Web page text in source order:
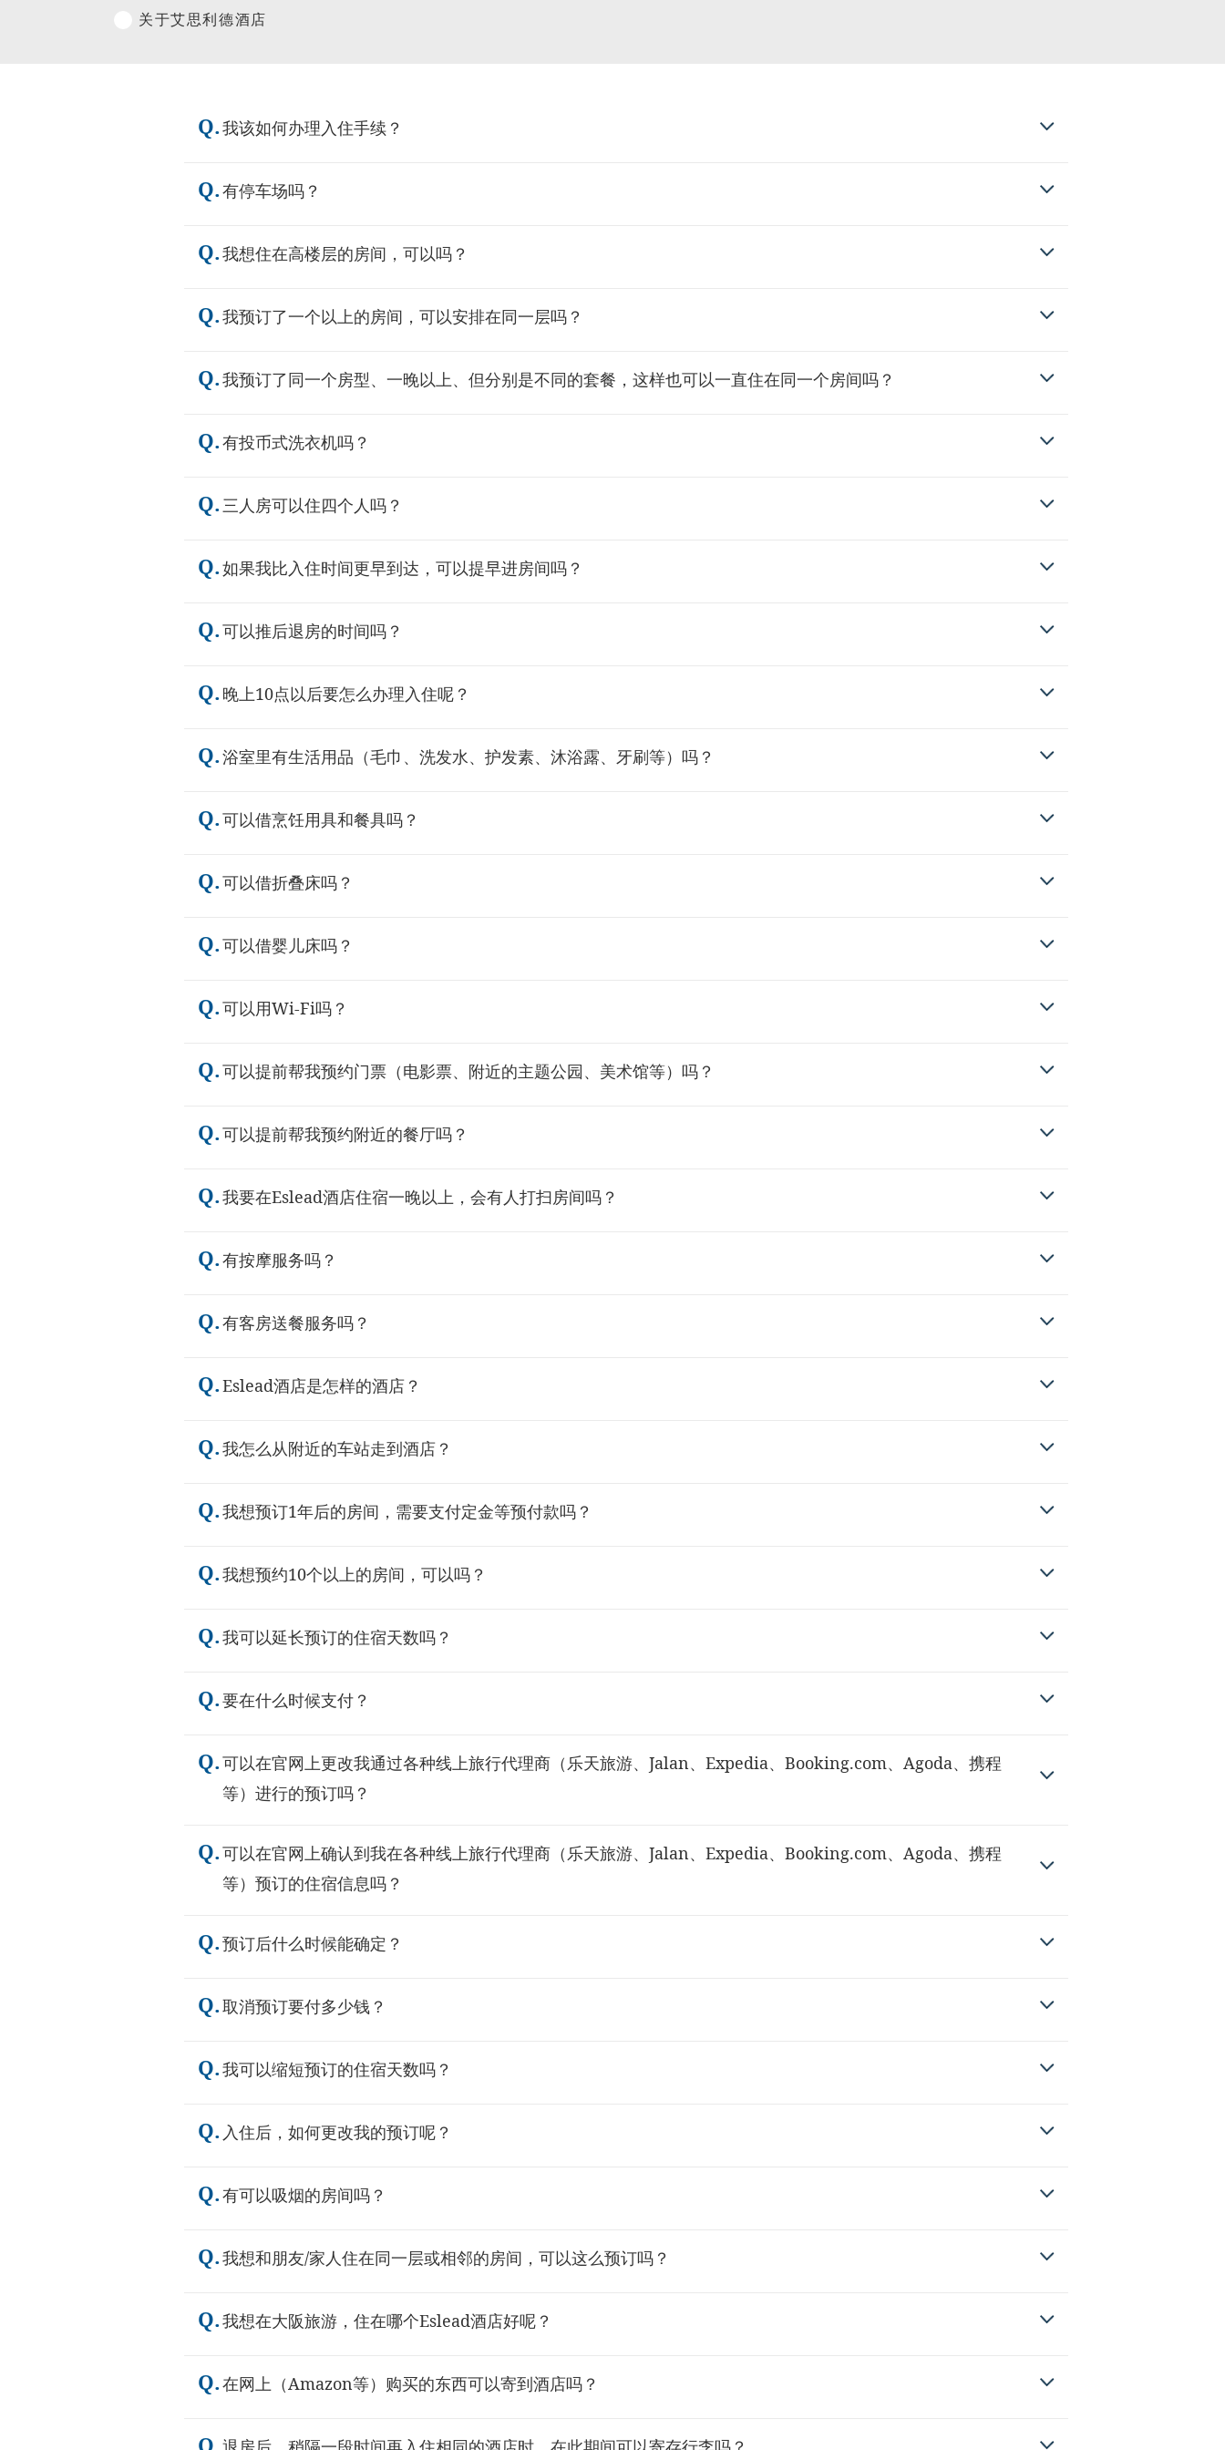
关于艾思利德酒店
Q.我该如何办理入住手续？
Q.有停车场吗？
Q.我想住在高楼层的房间，可以吗？
Q.我预订了一个以上的房间，可以安排在同一层吗？
Q.我预订了同一个房型、一晚以上、但分别是不同的套餐，这样也可以一直住在同一个房间吗？
Q.有投币式洗衣机吗？
Q.三人房可以住四个人吗？
Q.如果我比入住时间更早到达，可以提早进房间吗？
Q.可以推后退房的时间吗？
Q.晚上10点以后要怎么办理入住呢？
Q.浴室里有生活用品（毛巾、洗发水、护发素、沐浴露、牙刷等）吗？
Q.可以借烹饪用具和餐具吗？
Q.可以借折叠床吗？
Q.可以借婴儿床吗？
Q.可以用Wi-Fi吗？
Q.可以提前帮我预约门票（电影票、附近的主题公园、美术馆等）吗？
Q.可以提前帮我预约附近的餐厅吗？
Q.我要在Eslead酒店住宿一晚以上，会有人打扫房间吗？
Q.有按摩服务吗？
Q.有客房送餐服务吗？
Q.Eslead酒店是怎样的酒店？
Q.我怎么从附近的车站走到酒店？
Q.我想预订1年后的房间，需要支付定金等预付款吗？
Q.我想预约10个以上的房间，可以吗？
Q.我可以延长预订的住宿天数吗？
Q.要在什么时候支付？
Q.可以在官网上更改我通过各种线上旅行代理商（乐天旅游、Jalan、Expedia、Booking.com、Agoda、携程
等）进行的预订吗？
Q.可以在官网上确认到我在各种线上旅行代理商（乐天旅游、Jalan、Expedia、Booking.com、Agoda、携程
等）预订的住宿信息吗？
Q.预订后什么时候能确定？
Q.取消预订要付多少钱？
Q.我可以缩短预订的住宿天数吗？
Q. 入住后，如何更改我的预订呢？
Q.有可以吸烟的房间吗？
Q.我想和朋友/家人住在同一层或相邻的房间，可以这么预订吗？
Q.我想在大阪旅游，住在哪个Eslead酒店好呢？
Q.在网上（Amazon等）购买的东西可以寄到酒店吗？